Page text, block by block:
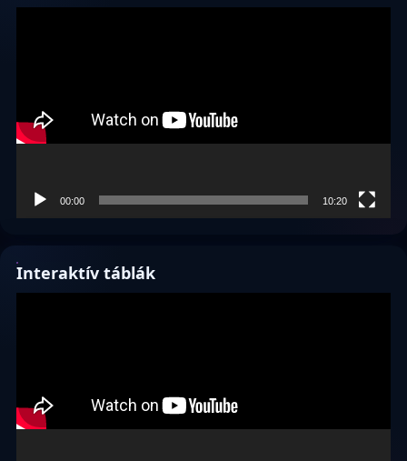
00:00 10:20
Interaktív táblák